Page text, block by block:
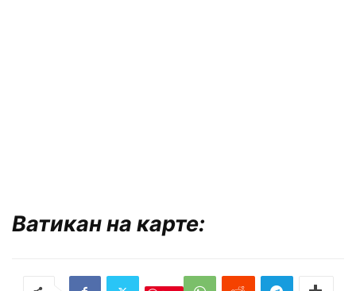
Ватикан на карте: